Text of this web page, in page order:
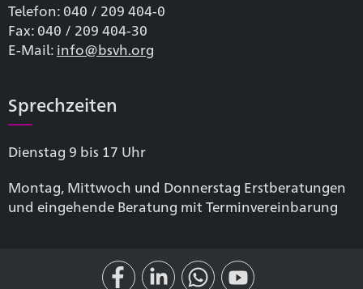
Telefon: 040 / 209 404-0
Fax: 040 / 209 404-30
E-Mail: info@bsvh.org
Sprechzeiten
Dienstag 9 bis 17 Uhr
Montag, Mittwoch und Donnerstag Erstberatungen
und eingehende Beratung mit Terminvereinbarung